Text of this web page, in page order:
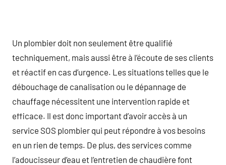
Un plombier doit non seulement être qualifié
techniquement, mais aussi être à l’écoute de ses clients
et réactif en cas d’urgence. Les situations telles que le
débouchage de canalisation ou le dépannage de
chauffage nécessitent une intervention rapide et
efficace. Il est donc important d’avoir accès à un
service SOS plombier qui peut répondre à vos besoins
en un rien de temps. De plus, des services comme
l’adoucisseur d’eau et l’entretien de chaudière font